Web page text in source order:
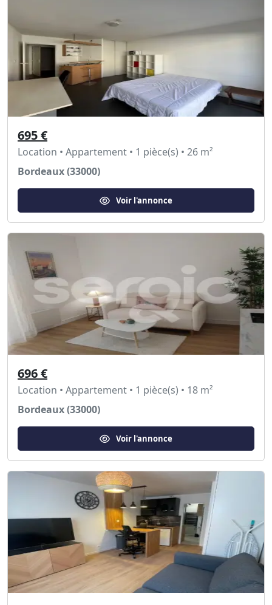
695 €
Location • Appartement • 1 pièce(s) • 26 m²
Bordeaux (33000)
Voir l'annonce
696 €
Location • Appartement • 1 pièce(s) • 18 m²
Bordeaux (33000)
Voir l'annonce